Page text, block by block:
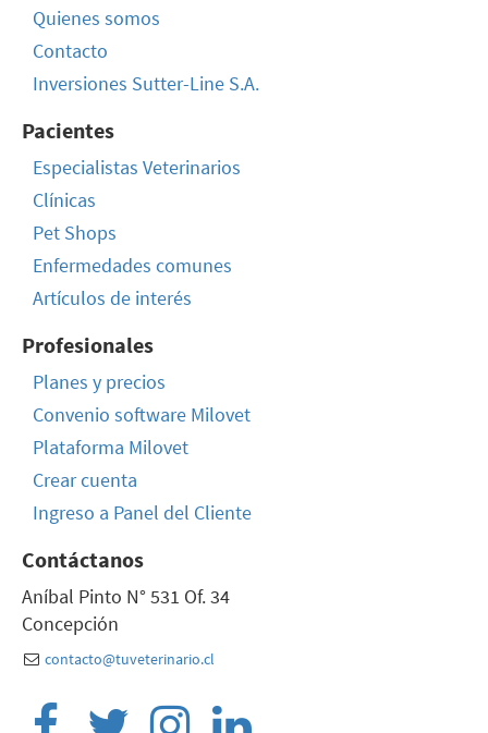
Quienes somos
Contacto
Inversiones Sutter-Line S.A.
Pacientes
Especialistas Veterinarios
Clínicas
Pet Shops
Enfermedades comunes
Artículos de interés
Profesionales
Planes y precios
Convenio software Milovet
Plataforma Milovet
Crear cuenta
Ingreso a Panel del Cliente
Contáctanos
Aníbal Pinto N° 531 Of. 34
Concepción
contacto@tuveterinario.cl